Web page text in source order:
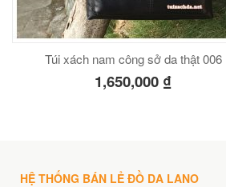
Túi xách nam công sở da thật 006
1,650,000 ₫
HỆ THỐNG BÁN LẺ ĐỒ DA LANO